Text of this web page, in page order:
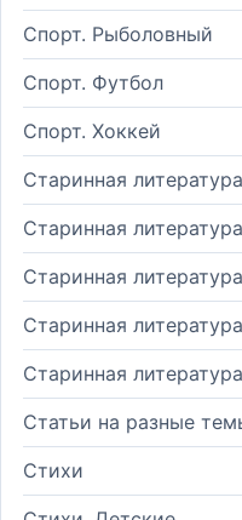
Спорт. Рыболовный
Спорт. Футбол
Спорт. Хоккей
Старинная литература
Старинная
Старинная
Старинная
Старинная
Статьи на разные
Стихи